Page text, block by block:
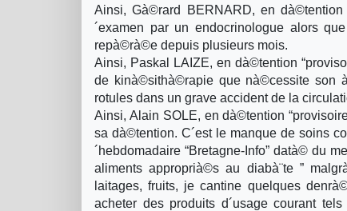
Ainsi, Gà©rard BERNARD, en dà©tention
´examen par un endocrinologue alors
repà©rà©e depuis plusieurs mois.
Ainsi, Paskal LAIZE, en dà©tention
de kinà©sithà©rapie que nà©cessite son
rotules dans un grave accident de la
Ainsi, Alain SOLE, en dà©tention
sa dà©tention. C´est le manque de soins
´hebdomadaire “Bretagne-Info” datà© du
aliments approprià©s au diabà¨te ”
laitages, fruits, je cantine quelques
acheter des produits d´usage courant